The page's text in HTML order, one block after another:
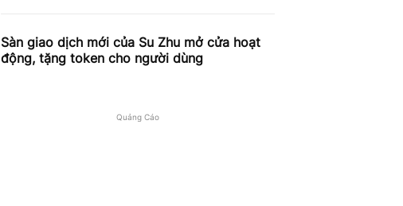
Sàn giao dịch mới của Su Zhu mở cửa hoạt
động, tặng token cho người dùng
Quảng Cáo